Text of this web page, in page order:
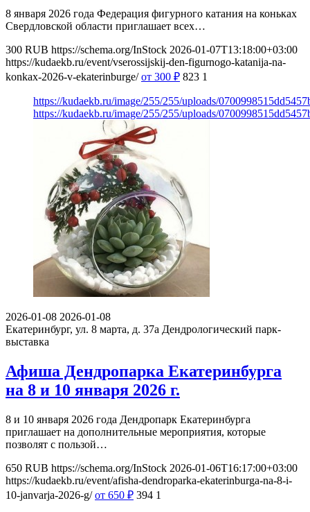
8 января 2026 года Федерация фигурного катания на коньках
Свердловской области приглашает всех…
300 RUB https://schema.org/InStock 2026-01-07T13:18:00+03:00
https://kudaekb.ru/event/vserossijskij-den-figurnogo-katanija-na-
konkax-2026-v-ekaterinburge/ от 300 ₽ 823 1
https://kudaekb.ru/image/255/255/uploads/
https://kudaekb.ru/image/255/255/uploads/
2026-01-08 2026-01-08
Екатеринбург, ул. 8 марта, д. 37а Дендрологический парк-
выставка
Афиша Дендропарка Екатеринбурга
на 8 и 10 января 2026 г.
8 и 10 января 2026 года Дендропарк Екатеринбурга
приглашает на дополнительные мероприятия, которые
позволят с пользой…
650 RUB https://schema.org/InStock 2026-01-06T16:17:00+03:00
https://kudaekb.ru/event/afisha-dendroparka-ekaterinburga-na-8-i-
10-janvarja-2026-g/ от 650 ₽ 394 1